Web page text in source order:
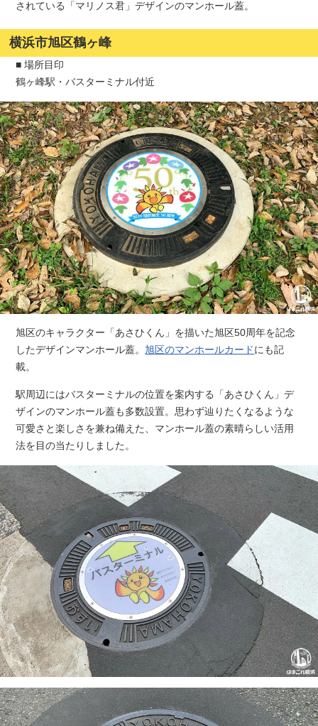
されている「マリノス君」デザインのマンホール蓋。
横浜市旭区鶴ヶ峰
■ 場所目印
鶴ヶ峰駅・バスターミナル付近
旭区のキャラクター「あさひくん」を描いた旭区50周年を記念
したデザインマンホール蓋。旭区のマンホールカード にも記
載。
駅周辺にはバスターミナルの位置を案内する「あさひくん」デ
ザインのマンホール蓋も多数設置。思わず辿りたくなるような
可愛さと楽しさを兼ね備えた、マンホール蓋の素晴らしい活用
法を目の当たりしました。